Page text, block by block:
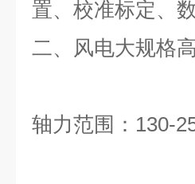
置、校准标定、
二、风电大规格
轴力范围：130-